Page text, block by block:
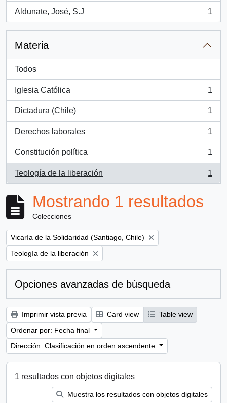
Aldunate, José, S.J
, 1 resultados
1
Materia
Todos
Iglesia Católica
, 1 resultados
1
Dictadura (Chile)
, 1 resultados
1
Derechos laborales
, 1 resultados
1
Constitución política
, 1 resultados
1
Teología de la liberación
, 1 resultados
1
Mostrando 1 resultados
Colecciones
Remove filter:
Vicaría de la Solidaridad (Santiago, Chile)
Remove filter:
Teología de la liberación
Opciones avanzadas de búsqueda
Imprimir vista previa Card view
Table view
Ordenar por: Fecha final
Dirección: Clasificación en orden ascendente
1 resultados con objetos digitales
Muestra los resultados con objetos digitales